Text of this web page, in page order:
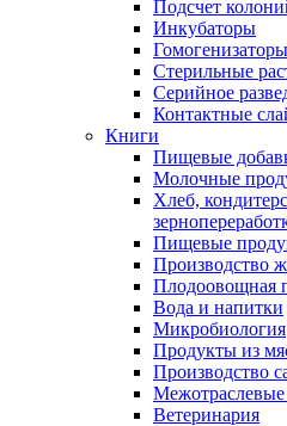
Подсчет
Инкубаторы
Гомогенизаторы
Стерильные
Серийное
Контактные
Книги
Пищевые
Молочные
Хлеб,
Пищевые
Производство
Плодоовощная
Вода и напитки
Микробиология
Продукты из
Производство
Межотраслевые
Ветеринария